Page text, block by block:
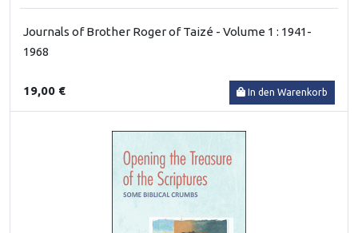
Journals of Brother Roger of Taizé - Volume 1 : 1941-
1968
19,00 € In den Warenkorb